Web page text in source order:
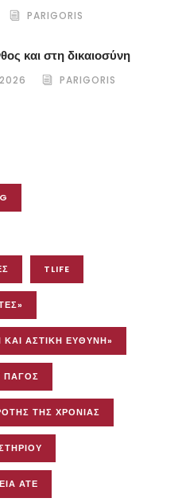
PARIGORIS
και στη δικαιοσύνη
PARIGORIS
TLIFE
ΑΣΤΙΚΉ ΕΥΘΎΝΗ»
ΠΆΓΟΣ
ΤΗΣ ΧΡΟΝΙΆΣ
ΑΤΕ